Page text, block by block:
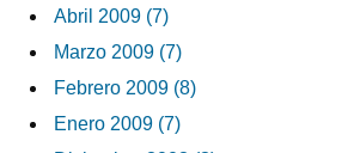
Abril 2009 (7)
Marzo 2009 (7)
Febrero 2009 (8)
Enero 2009 (7)